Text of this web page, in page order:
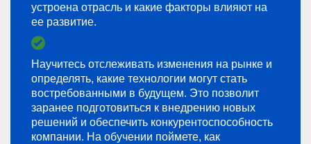
устроена отрасль и какие факторы влияют на
ее развитие.
Научитесь отслеживать изменения на рынке и
определять, какие технологии могут стать
востребованными в будущем. Это позволит
заранее подготовиться к внедрению новых
решений и обеспечить конкурентоспособность
компании. На обучении поймете, как